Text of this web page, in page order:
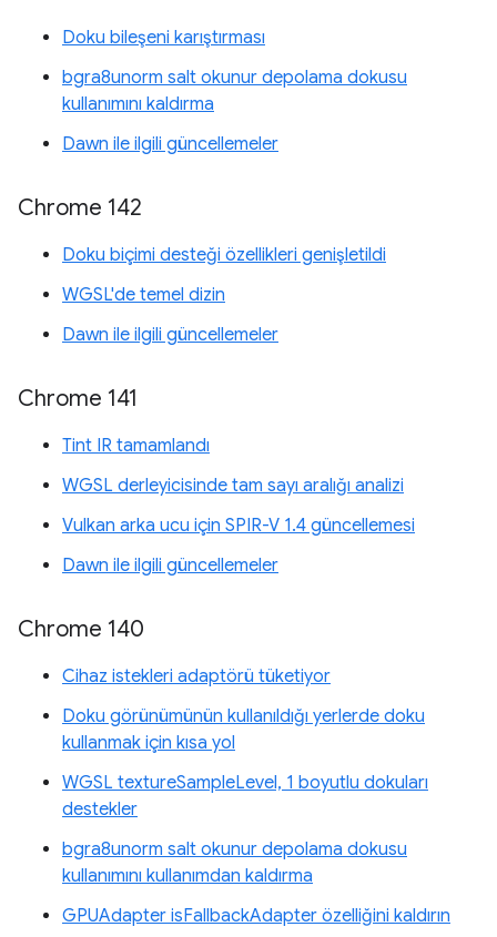
Doku bileşeni karıştırması
bgra8unorm salt okunur depolama dokusu
kullanımını kaldırma
Dawn ile ilgili güncellemeler
Chrome 142
Doku biçimi desteği özellikleri genişletildi
WGSL'de temel dizin
Dawn ile ilgili güncellemeler
Chrome 141
Tint IR tamamlandı
WGSL derleyicisinde tam sayı aralığı analizi
Vulkan arka ucu için SPIR-V 1.4 güncellemesi
Dawn ile ilgili güncellemeler
Chrome 140
Cihaz istekleri adaptörü tüketiyor
Doku görünümünün kullanıldığı yerlerde doku
kullanmak için kısa yol
WGSL textureSampleLevel, 1 boyutlu dokuları
destekler
bgra8unorm salt okunur depolama dokusu
kullanımını kullanımdan kaldırma
GPUAdapter isFallbackAdapter özelliğini kaldırın